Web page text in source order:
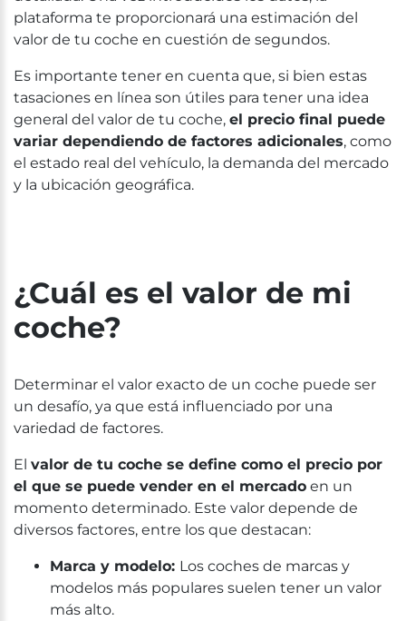
plataforma te proporcionará una estimación del
valor de tu coche en cuestión de segundos.
Es importante tener en cuenta que, si bien estas
tasaciones en línea son útiles para tener una idea
general del valor de tu coche, el precio final puede
variar dependiendo de factores adicionales, como
el estado real del vehículo, la demanda del mercado
y la ubicación geográfica.
¿Cuál es el valor de mi
coche?
Determinar el valor exacto de un coche puede ser
un desafío, ya que está influenciado por una
variedad de factores.
El valor de tu coche se define como el precio por
el que se puede vender en el mercado en un
momento determinado. Este valor depende de
diversos factores, entre los que destacan:
Marca y modelo: Los coches de marcas y
modelos más populares suelen tener un valor
más alto.